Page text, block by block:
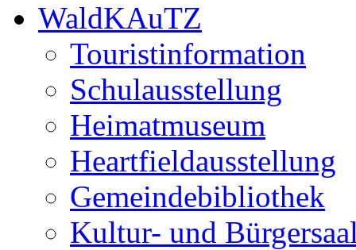
WaldKAuTZ
Touristinformation
Schulausstellung
Heimatmuseum
Heartfieldausstellung
Gemeindebibliothek
Kultur- und